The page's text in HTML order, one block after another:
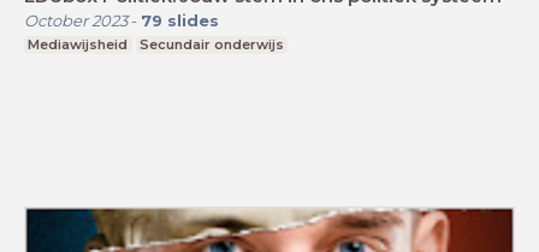
October 2023- 79 slides
Mediawijsheid Secundair onderwijs